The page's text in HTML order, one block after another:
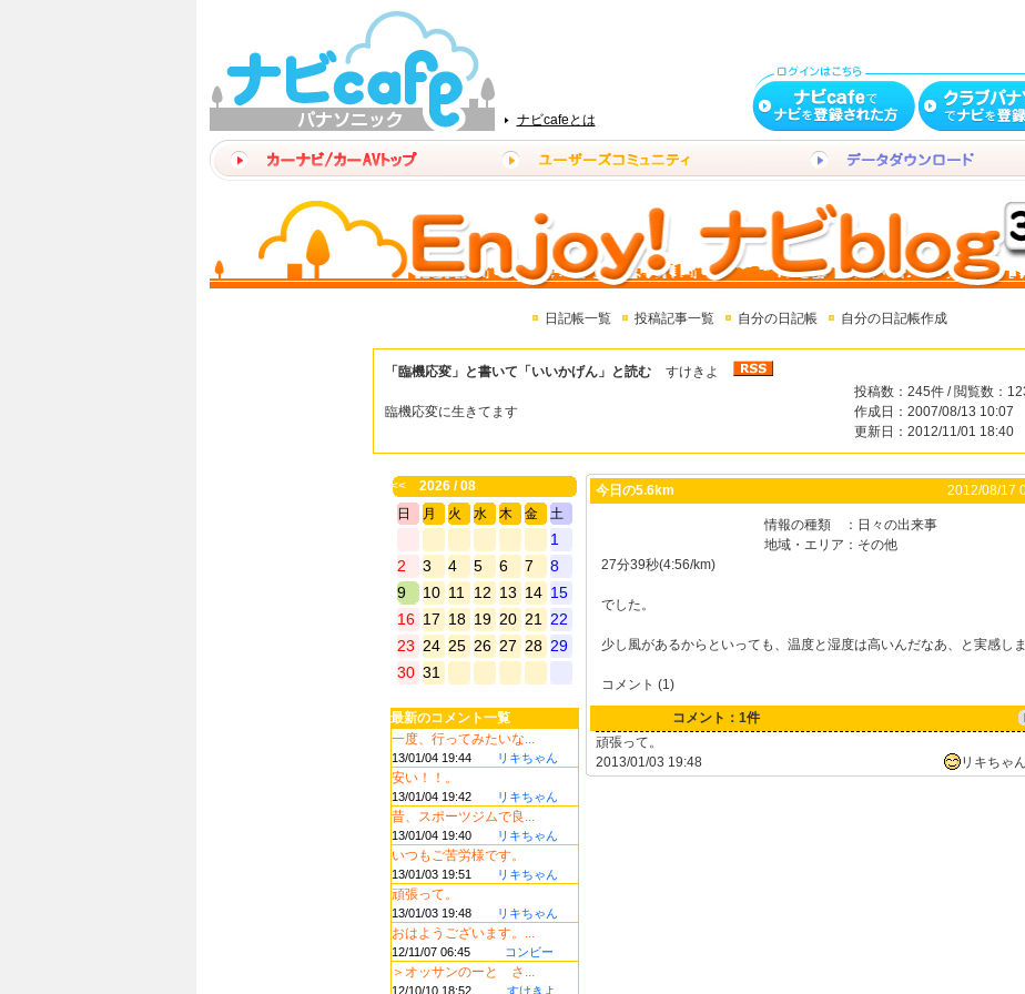
ナビcafeとは
日記帳一覧 投稿記事一覧 自分の日記帳 自分の日記帳作成
「臨機応変」と書いて「いいかげん」と読む すけきよ
臨機応変に生きてます
投稿数：245件 / 閲覧数：
作成日：2007/08/13 10:07
更新日：2012/11/01 18:40
<<
2026 / 08
日
月 火 水 木 金 土
1
2
3 4 5 6 7
8
9
10 11 12 13 14 15
16 17 18 19 20 21
22
23 24 25 26 27 28 29
30 31
最新のコメント一覧
一度、行ってみたいな...
13/01/04 19:44 リキちゃん
安い！！。
13/01/04 19:42 リキちゃん
昔、スポーツジムで良...
13/01/04 19:40 リキちゃん
いつもご苦労様です。
13/01/03 19:51 リキちゃん
頑張って。
13/01/03 19:48 リキちゃん
おはようございます。...
12/11/07 06:45 コンビー
＞オッサンのーと さ...
12/10/10 18:52 すけきよ
今日の5.6km 2012/08/17
情報の種類 ： 日々の出来事
地域・エリア ： その他
27分39秒(4:56/km)
でした。
少し風があるからといっても、温度と湿度は高いんだなあ、と実感しま
コメント (1)
コメント：1件
頑張って。
2013/01/03 19:48
リキちゃん